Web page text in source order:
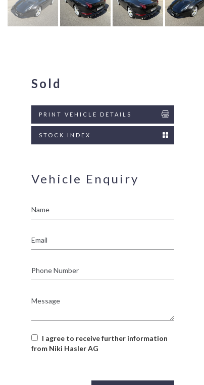
Sold
PRINT VEHICLE DETAILS
STOCK INDEX
Vehicle Enquiry
Number
I agree to receive further information
from Niki Hasler AG